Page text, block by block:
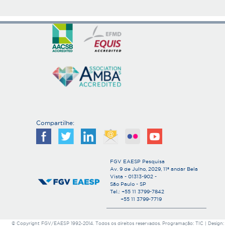
n
Compartilhe:
FGV EAESP Pesquisa
Av. 9 de Julho, 2029, 11º andar Bela
Vista - 01313-902 -
São Paulo - SP
Tel.: +55 11 3799-7842
+55 11 3799-7719
© Copyright FGV/EAESP 1992-2014. Todos os direitos reservados. Programação: TIC | Design: